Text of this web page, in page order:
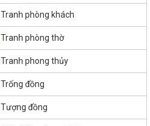
Tranh phòng khách
Tranh phòng thờ
Tranh phong thủy
Trống đồng
Tượng đồng